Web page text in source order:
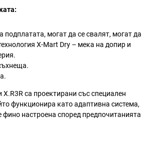
подплатата, могат да се свалят, могат да
X-Mart Dry – мека на допир и
са проектирани със специален
функционира като адаптивна система,
настроена според предпочитанията